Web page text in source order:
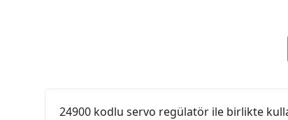
24900 kodlu servo regülatör ile birlikte